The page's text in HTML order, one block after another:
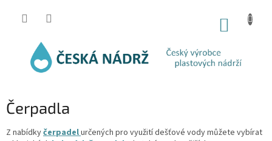
Čerpadla
Z nabídkyčerpadelurčených pro využití dešťové vody můžete vybírat